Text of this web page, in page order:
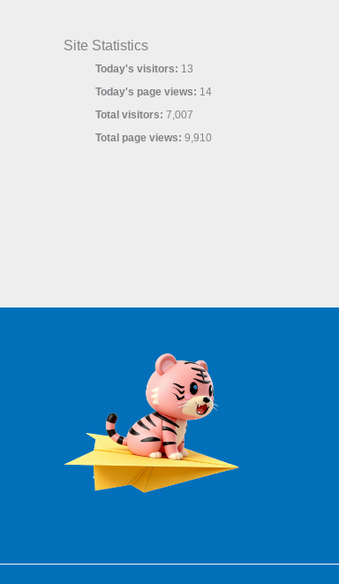
Site Statistics
Today's visitors: 13
Today's page views: 14
Total visitors: 7,007
Total page views: 9,910